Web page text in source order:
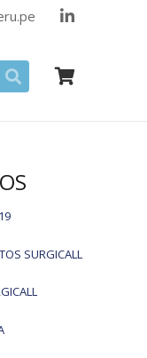
SURGICALL